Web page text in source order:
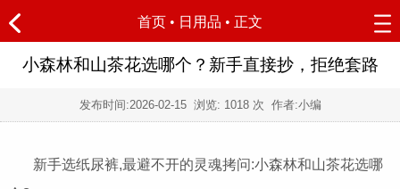
首页 • 日用品 • 正文
小森林和山茶花选哪个？新手直接抄，拒绝套路
发布时间:2026-02-15浏览: 1018 次 作者:小编
新手选纸尿裤,最避不开的灵魂拷问:小森林和山茶花选哪